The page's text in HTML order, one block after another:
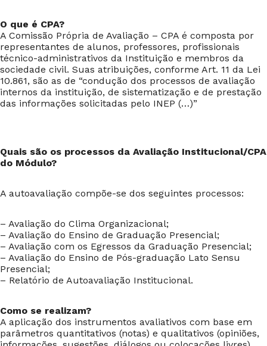
O que é CPA?
A Comissão Própria de Avaliação – CPA é composta por
representantes de alunos, professores, profissionais
técnico-administrativos da Instituição e membros da
sociedade civil. Suas atribuições, conforme Art. 11 da Lei
10.861, são as de “condução dos processos de avaliação
internos da instituição, de sistematização e de prestação
das informações solicitadas pelo INEP (…)”
Quais são os processos da Avaliação Institucional/CPA
do Módulo?
A autoavaliação compõe-se dos seguintes processos:
– Avaliação do Clima Organizacional;
– Avaliação do Ensino de Graduação Presencial;
– Avaliação com os Egressos da Graduação Presencial;
– Avaliação do Ensino de Pós-graduação Lato Sensu
Presencial;
– Relatório de Autoavaliação Institucional.
Como se realizam?
A aplicação dos instrumentos avaliativos com base em
parâmetros quantitativos (notas) e qualitativos (opiniões,